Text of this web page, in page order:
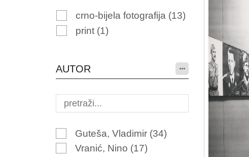
crno-bijela fotografija (13)
print (1)
AUTOR
Guteša, Vladimir (34)
Vranić, Nino (17)